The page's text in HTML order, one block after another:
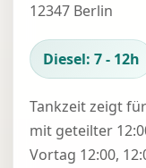
12347 Berlin
Diesel: 7 - 12h
Tankzeit zeigt
mit geteilter
Vortag 12:00,